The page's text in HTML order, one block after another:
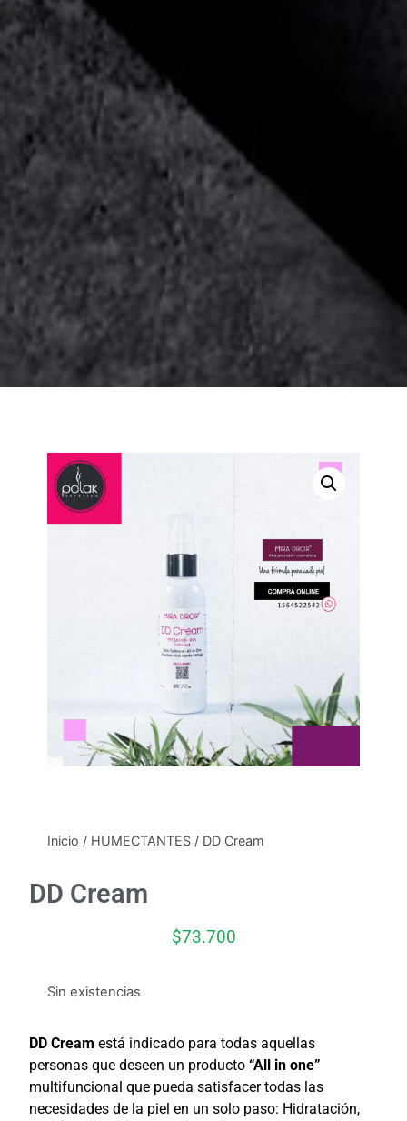
Inicio / HUMECTANTES/ DD Cream
DD Cream
$73.700
Sin existencias
DD Cream está indicado para todas aquellas
personas que deseen un producto“All in one”
multifuncional que pueda satisfacer todas las
necesidades de la piel en un solo paso: Hidratación,